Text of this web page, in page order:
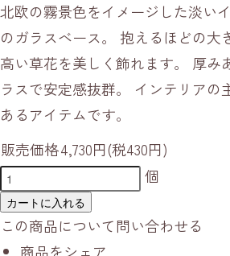
北欧の霧景色をイメージした淡い
のガラスベース。 抱えるほどの大
高い草花を美しく飾れます。 厚み
ラスで安定感抜群。 インテリアの
あるアイテムです。
販売価格4,730円(税430円)
個
カートに入れる
この商品について問い合わせる
商品をシェア